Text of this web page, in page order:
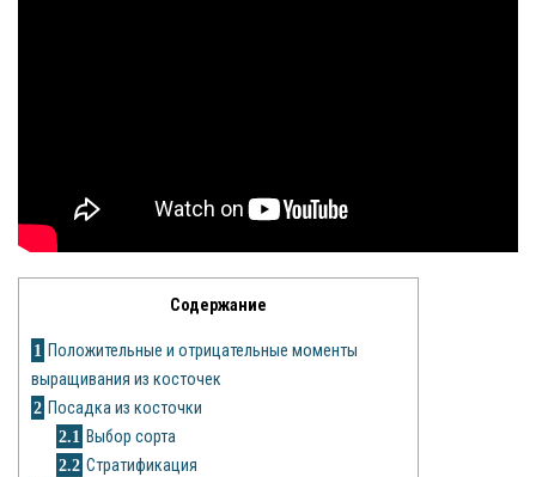
Драцена
Замиокулькас
Содержание
1 Положительные и отрицательные моменты
выращивания из косточек
2 Посадка из косточки
2.1 Выбор сорта
2.2 Стратификация